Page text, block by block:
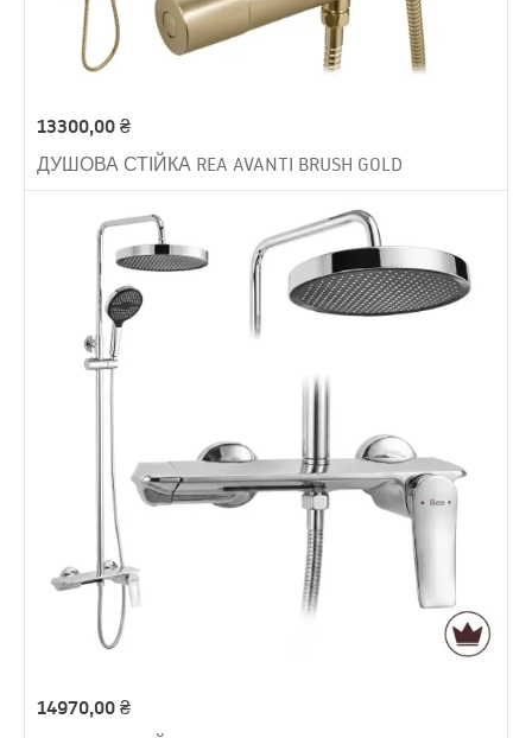
13300,00₴
ДУШОВА СТІЙКА REA AVANTI BRUSH GOLD
14970,00₴